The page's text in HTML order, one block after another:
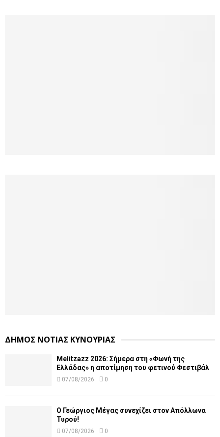
ΔΗΜΟΣ ΝΟΤΙΑΣ ΚΥΝΟΥΡΙΑΣ
Melitzazz 2026: Σήμερα στη «Φωνή της
Ελλάδας» η αποτίμηση του φετινού Φεστιβάλ
07/08/2026 0
Ο Γεώργιος Μέγας συνεχίζει στον Απόλλωνα
Τυρού!
07/08/2026 0